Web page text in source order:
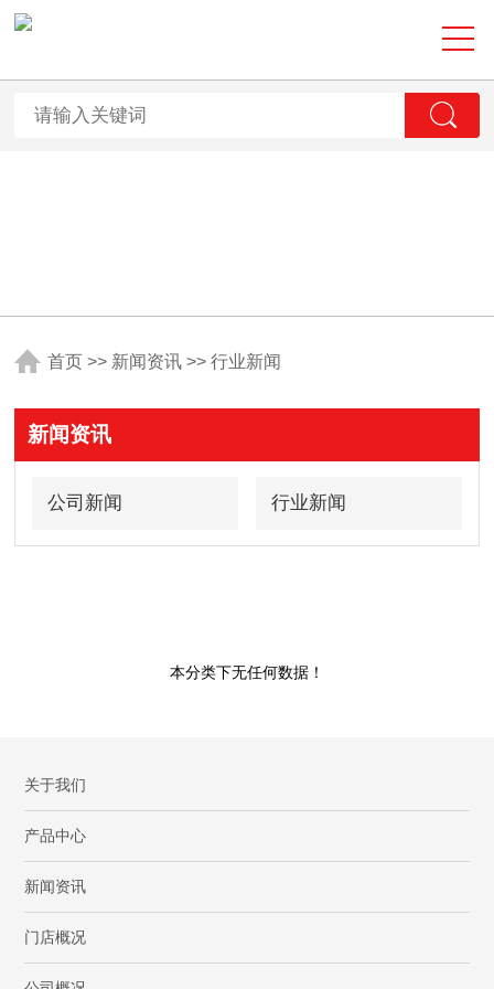
首页 >> 新闻资讯 >>行业新闻
新闻资讯
公司新闻 行业新闻
本分类下无任何数据！
关于我们
产品中心
新闻资讯
门店概况